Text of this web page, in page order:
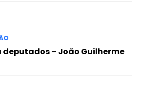
– João Guilherme